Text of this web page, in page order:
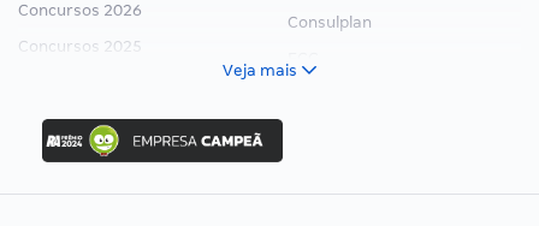
Concursos 2026
Concursos 2025
Concurso Ibama
Concurso MPU
Editais publicados
Consulplan
Veja mais